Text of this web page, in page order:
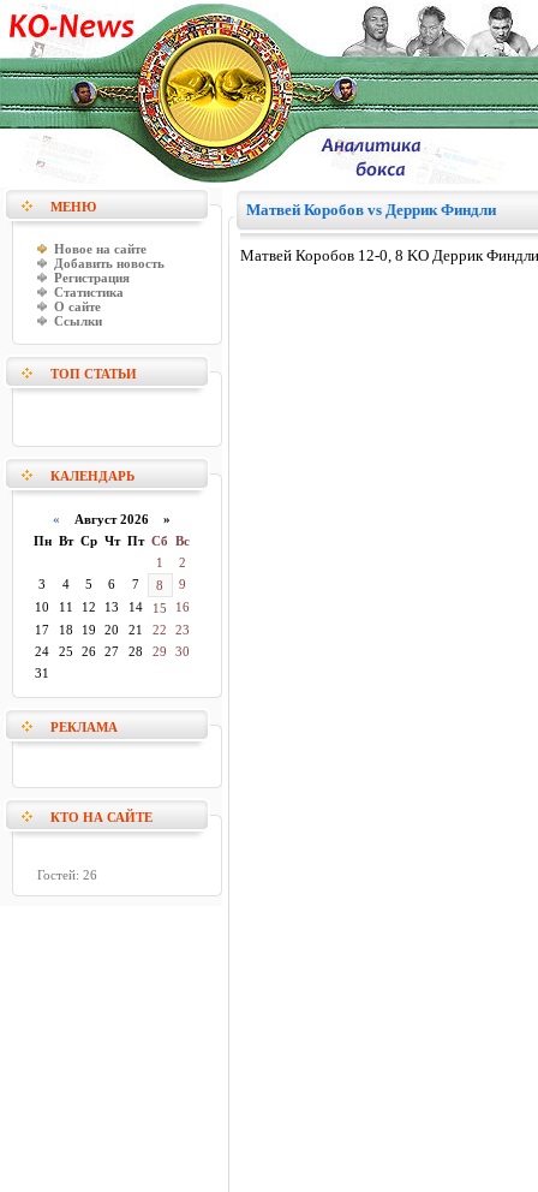
МЕНЮ
Новое на сайте
Добавить новость
Регистрация
Статистика
О сайте
Ссылки
ТОП СТАТЬИ
КАЛЕНДАРЬ
« Август 2026 »
Пн Вт Ср Чт Пт Сб Вс
1
2
3
4 5 6 7 8
9
10
11 12 13 14 15
16
17
18 19 20 21 22
23
24
25 26 27 28 29
30
31
РЕКЛАМА
КТО НА САЙТЕ
Гостей: 26
Матвей Коробов vs Деррик Финдли
Матвей Коробов 12-0, 8 KO Деррик